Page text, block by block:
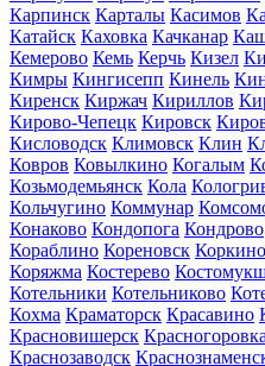
Карпинск Карталы Касимов
Катайск Каховка Качканар
Кемерово Кемь Керчь Кизел
Кимры Кингисепп Кинель
Киренск Киржач Кириллов
Кирово-Чепецк Кировск
Кисловодск Климовск Клин
Ковров Ковылкино Когалым
Козьмодемьянск Кола
Кольчугино Коммунар
Конаково Кондопога Кондрово
Кораблино Кореновск Коркино
Коряжма Костерево
Котельники Котельниково
Кохма Краматорск Красавино
Красновишерск Красногоровка
Краснозаводск